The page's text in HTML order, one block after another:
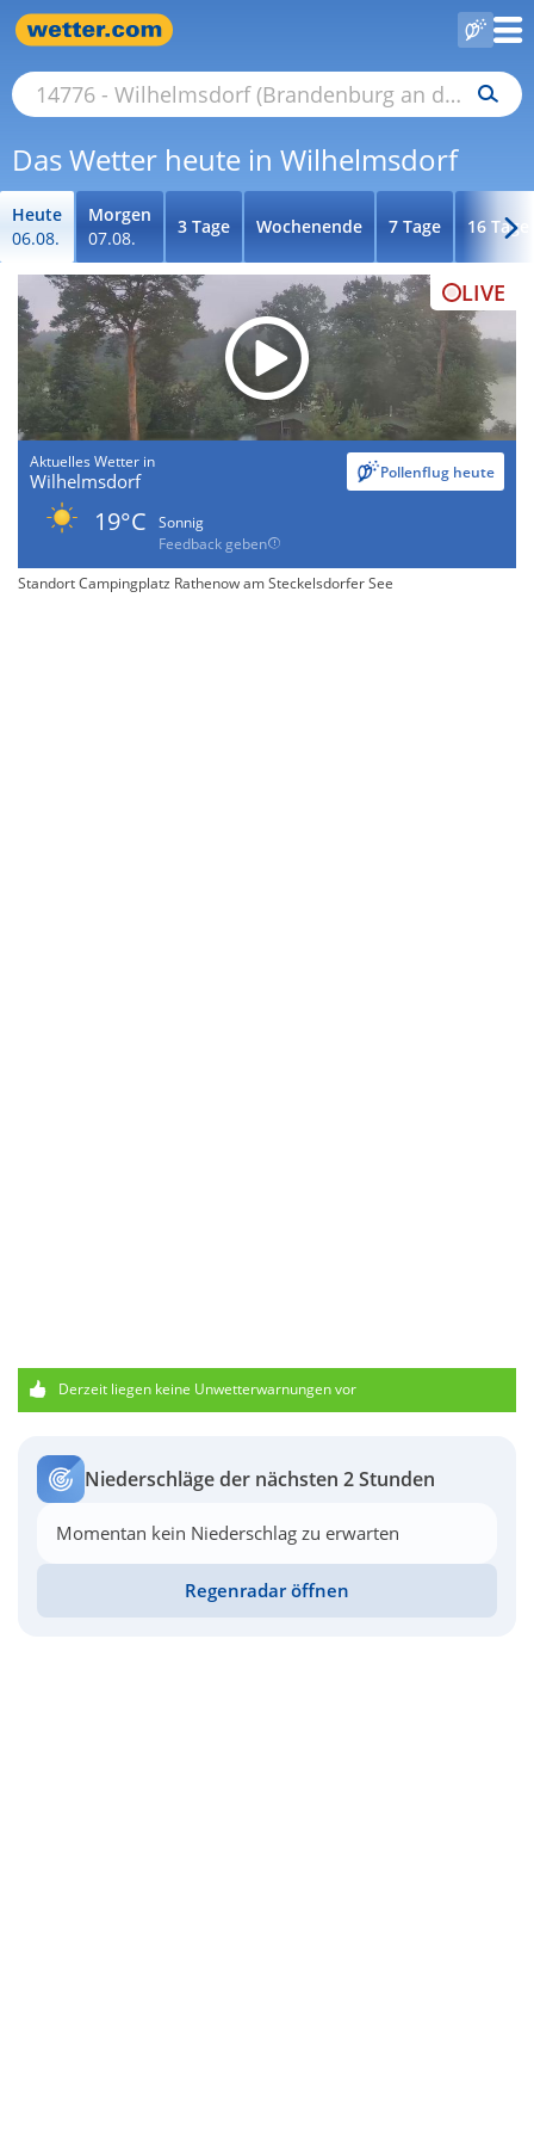
Das Wetter heute in Wilhelmsdorf
Heute
06.08.
Morgen
07.08.
3 Tage Wochenende 7 Tage 16 Tage
LIVE
Aktuelles Wetter in
Wilhelmsdorf Pollenflug heute
19°C
Sonnig
Feedback geben
Standort Campingplatz Rathenow am Steckelsdorfer See
Derzeit liegen keine Unwetterwarnungen vor
Niederschläge der nächsten 2 Stunden
Momentan kein Niederschlag zu erwarten
Regenradar öffnen